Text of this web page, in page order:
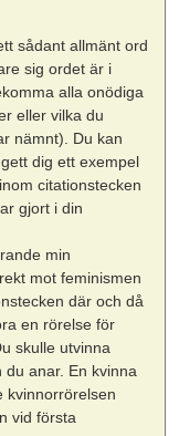
sådant allmänt ord
sig ordet är i
alla onödiga
eller vilka du
nämnt). Du kan
dig ett exempel
citationstecken
gjort i din
min
mot feminismen
där och då
en rörelse för
skulle utvinna
anar. En kvinna
kvinnorrörelsen
vid första